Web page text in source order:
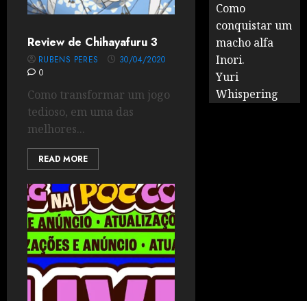
Review de Chihayafuru 3
RUBENS PERES
30/04/2020
0
Como transformar um jogo
tedioso, em uma das
melhores...
READ MORE
Como
conquistar um
macho alfa
Inori.
Yuri
Whispering